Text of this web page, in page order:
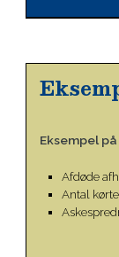
Eksempel
Afdøde
Antal